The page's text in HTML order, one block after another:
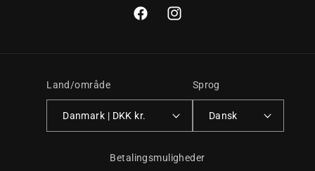
FacebookInstagram
Land/område
Danmark | DKK kr.
Sprog
Dansk
Betalingsmuligheder